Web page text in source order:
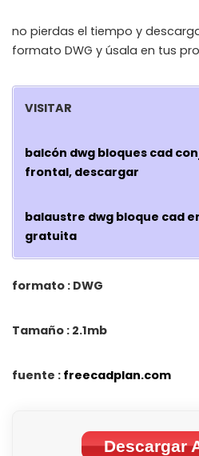
no pierdas el tiempo y
formato DWG y úsala en tus
VISITAR
balcón dwg bloques cad
frontal, descargar
balaustre dwg bloque cad
gratuita
formato : DWG
Tamaño : 2.1mb
fuente : freecadplan.com
Descargar